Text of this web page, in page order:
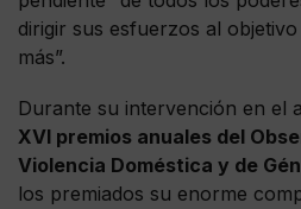
dirigir sus esfuerzos al
más”.
Durante su intervención en el
XVI premios anuales del
Violencia Doméstica y de
los premiados su enorme